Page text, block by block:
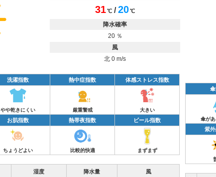
31℃ /20℃
降水確率
20 ％
風
北 0 m/s
洗濯指数 熱中症指数 体感ストレス指数
やや乾きにくい 厳重警戒 大きい
お肌指数 熱帯夜指数 ビール指数
ちょうどよい 比較的快適 まずまず
湿度 降水量 風
傘が
紫